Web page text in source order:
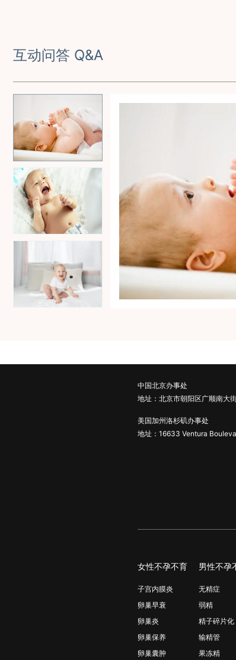
互动问答 Q&A
中国北京办事处
地址：北京市朝阳区广顺南大
美国加州洛杉矶办事处
地址：16633 Ventura
女性不孕不育
子宫内膜炎
卵巢早衰
卵巢炎
卵巢保养
卵巢囊肿
男性不孕
无精症
弱精
精子碎片化
输精管
果冻精